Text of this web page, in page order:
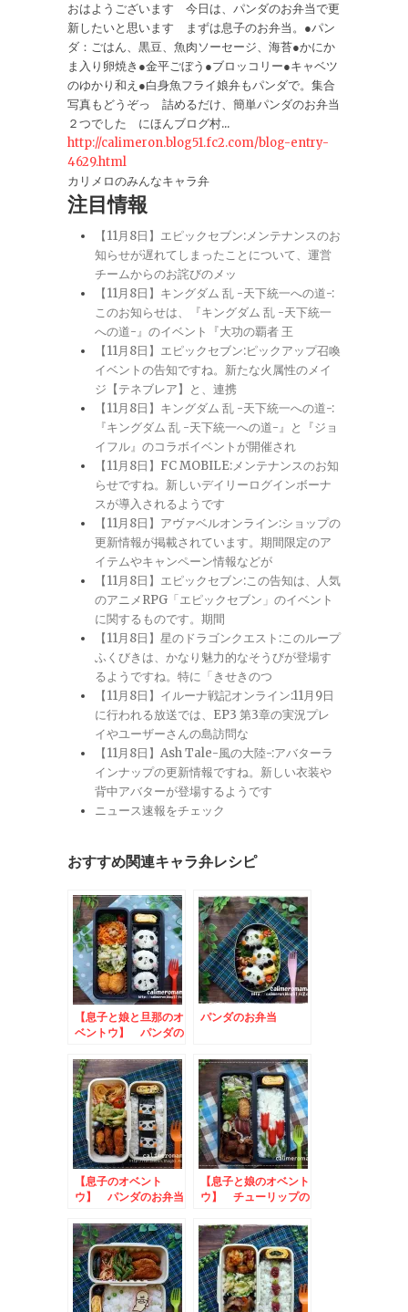
おはようございます 今日は、パンダのお弁当で更
新したいと思います まずは息子のお弁当。●パン
ダ：ごはん、黒豆、魚肉ソーセージ、海苔●かにか
ま入り卵焼き●金平ごぼう●ブロッコリー●キャベツ
のゆかり和え●白身魚フライ娘弁もパンダで。集合
写真もどうぞっ 詰めるだけ、簡単パンダのお弁当
２つでした にほんブログ村...
http://calimeron.blog51.fc2.com/blog-entry-
4629.html
カリメロのみんなキャラ弁
注目情報
【11月8日】エピックセブン:メンテナンスのお
知らせが遅れてしまったことについて、運営
チームからのお詫びのメッ
【11月8日】キングダム 乱 -天下統一への道-:
このお知らせは、『キングダム 乱 -天下統一
への道-』のイベント『大功の覇者 王
【11月8日】エピックセブン:ピックアップ召喚
イベントの告知ですね。新たな火属性のメイ
ジ【テネブレア】と、連携
【11月8日】キングダム 乱 -天下統一への道-:
『キングダム 乱 -天下統一への道-』と『ジョ
イフル』のコラボイベントが開催され
【11月8日】FC MOBILE:メンテナンスのお知
らせですね。新しいデイリーログインボーナ
スが導入されるようです
【11月8日】アヴァベルオンライン:ショップの
更新情報が掲載されています。期間限定のア
イテムやキャンペーン情報などが
【11月8日】エピックセブン:この告知は、人気
のアニメRPG「エピックセブン」のイベント
に関するものです。期間
【11月8日】星のドラゴンクエスト:このループ
ふくびきは、かなり魅力的なそうびが登場す
るようですね。特に「きせきのつ
【11月8日】イルーナ戦記オンライン:11月9日
に行われる放送では、EP3 第3章の実況プレ
イやユーザーさんの島訪問な
【11月8日】Ash Tale-風の大陸-:アバターラ
インナップの更新情報ですね。新しい衣装や
背中アバターが登場するようです
ニュース速報をチェック
おすすめ関連キャラ弁レシピ
【息子と娘と旦那のオ
ベントウ】 パンダの
パンダのお弁当
【息子のオベント
ウ】 パンダのお弁当
【息子と娘のオベント
ウ】 チューリップの